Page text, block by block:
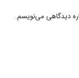
دیدگاهی می‌نویسم.